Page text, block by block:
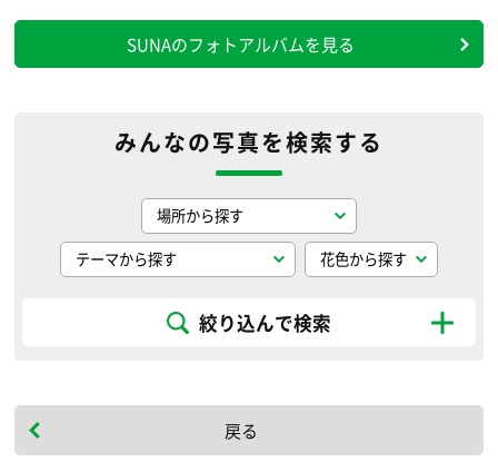
SUNAのフォトアルバムを見る
みんなの写真を検索する
絞り込んで検索
戻る